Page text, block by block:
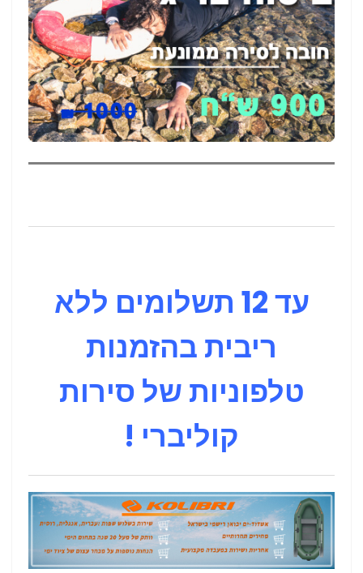
עד 12 תשלומים ללא
ריבית בהזמנות
טלפוניות של סירות
קוליברי !